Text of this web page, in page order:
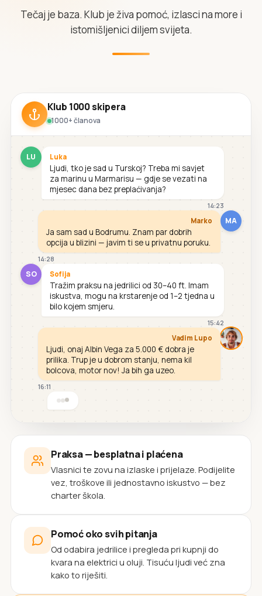
Tečaj je baza. Klub je živa pomoć, izlasci na more i
istomišljenici diljem svijeta.
Klub 1000 skipera
1000+ članova
LU Luka
Ljudi, tko je sad u Turskoj? Treba mi savjet
za marinu u Marmarisu — gdje se vezati na
mjesec dana bez preplaćivanja?
14:23
MA
Marko
Ja sam sad u Bodrumu. Znam par dobrih
opcija u blizini — javim ti se u privatnu poruku.
14:28
SO Sofija
Tražim praksu na jedrilici od 30–40 ft. Imam
iskustva, mogu na krstarenje od 1–2 tjedna u
bilo kojem smjeru.
15:42
Vadim Lupo
Ljudi, onaj Albin Vega za 5.000 € dobra je
prilika. Trup je u dobrom stanju, nema kil
bolcova, motor nov! Ja bih ga uzeo.
16:11
Praksa — besplatna i plaćena
Vlasnici te zovu na izlaske i prijelaze. Podijelite
vez, troškove ili jednostavno iskustvo — bez
charter škola.
Pomoć oko svih pitanja
Od odabira jedrilice i pregleda pri kupnji do
kvara na elektrici u oluji. Tisuću ljudi već zna
kako to riješiti.